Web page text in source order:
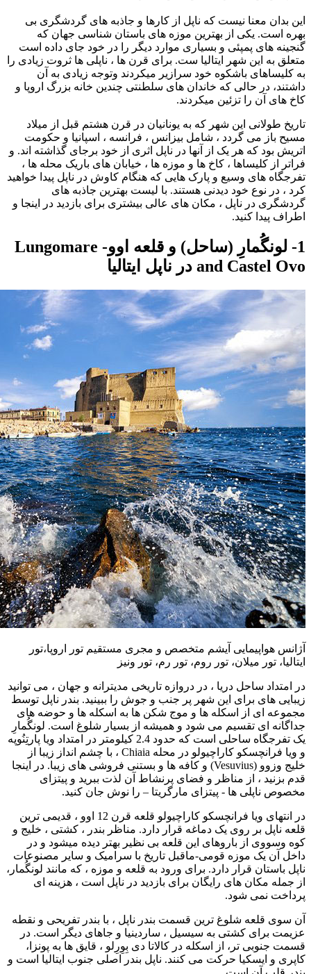
این بدان معنا نیست که ناپل از کارها و جاذبه های گردشگری بی
بهره است. یکی از بهترین موزه های باستان شناسی جهان که
گنجینه های پمپئی و بسیاری موارد دیگر را در خود جای داده است
متعلق به این شهر ایتالیا ست. برای قرن ها ، ناپلی ها ثروت زیادی را
به کلیساهای باشکوه خود سرازیر میکردند وتوجه زیادی به آن
داشتند، در حالی که خاندان های سلطنتی چندین خانه بزرگ اروپا و
کاخ های آن را تزئین میکردند.
تاریخ طولانی این شهر که به یونانیان در قرن هشتم قبل از میلاد
مسیح باز می گردد ، شامل بیزانس ، فرانسه ، اسپانیا و حکومت
اتریش بود که هر یک از آنها در ناپل اثری از خود برجای گذاشته اند. و
فراتر از کلیساها ، کاخ ها و موزه ها ، خیابان های باریک محله ها ،
تفرجگاه های وسیع و پارک هایی که هنگام کاوش در ناپل پیدا خواهید
کرد ، در نوع خود دیدنی هستند. با لیست بهترین جاذبه های
گردشگری در ناپل ، مکان های عالی بیشتری برای بازدید در اینجا و
اطراف پیدا کنید.
1- لونگُمارِ (ساحل) و قلعه اوو- Lungomare
and Castel Ovo در ناپل ایتالیا
آژانس هواپیمایی آیشم متخصص و مجری مستقیم تور اروپا،تور
ایتالیا، تور میلان، تور روم، تور رم، تور ونیز
در امتداد ساحل دریا ، در دروازه تاریخی مدیترانه و جهان ، می توانید
زیبایی های برای این شهر پر جنب و جوش را ببینید. بندر ناپل توسط
مجموعه ای از اسکله ها و موج شکن ها به اسکله ها و حوضه های
جداگانه ای تقسیم می شود و همیشه از بسیار شلوغ است. لونگُمارِ
یک تفرجگاه ساحلی است که حدود 2.4 کیلومتر در امتداد ویا پارتِنُوپه
و ویا فرانچسکو کاراچیولو در محله Chiaia ، با چشم انداز زیبا از
خلیج وزوو (Vesuvius) و کافه ها و بستنی فروشی های زیبا. در اینجا
قدم بزنید ، از مناظر و فضای پرنشاط آن لذت ببرید و پیتزای
مخصوص ناپلی ها - پیتزای مارگریتا – را نوش جان کنید.
در انتهای ویا فرانچسکو کاراچیولو قلعه قرن 12 اوو ، قدیمی ترین
قلعه ناپل بر روی یک دماغه قرار دارد. مناظر بندر ، کشتی ، خلیج و
کوه وسووی از باروهای این قلعه بی نظیر بهتر دیده میشود و در
داخل آن یک موزه قومی-ماقبل تاریخ با سرامیک و سایر مصنوعات
ناپل باستان قرار دارد. برای ورود به قلعه و موزه ، که مانند لونگُمار،
از جمله مکان های رایگان برای بازدید در ناپل است ، هزینه ای
پرداخت نمی شود.
آن سوی قلعه شلوغ ترین قسمت بندر ناپل ، با بندر تفریحی و نقطه
عزیمت برای کشتی به سیسیل ، ساردینیا و جاهای دیگر است. در
قسمت جنوبی تر، از اسکله در کالاتا دی بِوِرِلو ، قایق ها به پونزا،
کاپری و ایسکیا حرکت می کنند. ناپل بندر اصلی جنوب ایتالیا است و